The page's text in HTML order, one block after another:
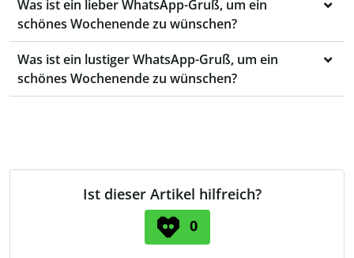
Was ist ein lieber WhatsApp-Gruß, um ein
schönes Wochenende zu wünschen?
Was ist ein lustiger WhatsApp-Gruß, um ein
schönes Wochenende zu wünschen?
Ist dieser Artikel hilfreich?
0